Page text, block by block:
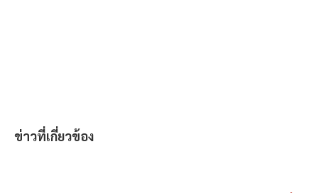
ข่าวที่เกี่ยวข้อง